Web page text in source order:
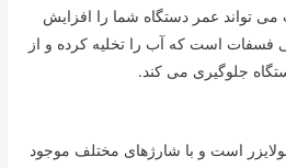
می تواند عمر دستگاه شما را افزایش
فسفات است که آب را تخلیه کرده و از
جلوگیری می کند.
است و با شارژهای مختلف موجود